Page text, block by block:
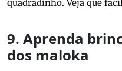
quadradinho. Veja que
9. Aprenda
dos maloka